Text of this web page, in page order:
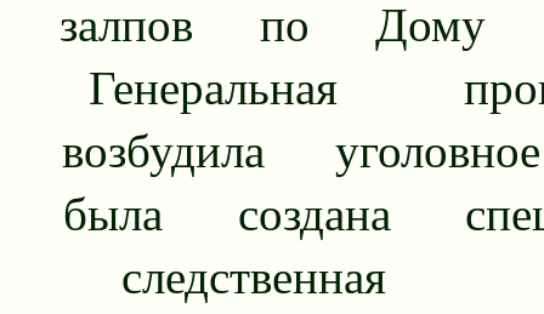
залпов по Дому
Генеральная
возбудила
была создана
следственная